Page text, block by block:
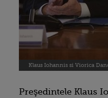
Klaus Iohannis si Viorica
Preşedintele Klaus